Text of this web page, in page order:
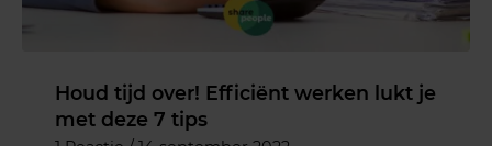
Houd tijd over! Efficiënt werken lukt je
met deze 7 tips